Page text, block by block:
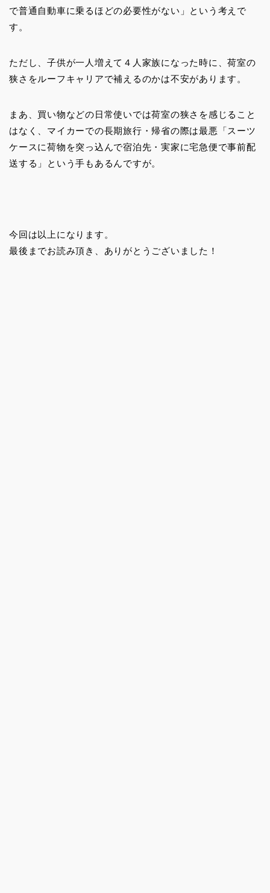
で普通自動車に乗るほどの必要性がない」という考えで
す。
ただし、子供が一人増えて４人家族になった時に、荷室の
狭さをルーフキャリアで補えるのかは不安があります。
まあ、買い物などの日常使いでは荷室の狭さを感じること
はなく、マイカーでの長期旅行・帰省の際は最悪「スーツ
ケースに荷物を突っ込んで宿泊先・実家に宅急便で事前配
送する」という手もあるんですが。
今回は以上になります。
最後までお読み頂き、ありがとうございました！